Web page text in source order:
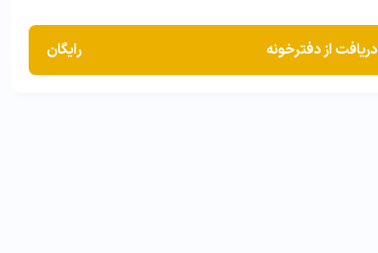
دریافت از دفترخونه رایگان